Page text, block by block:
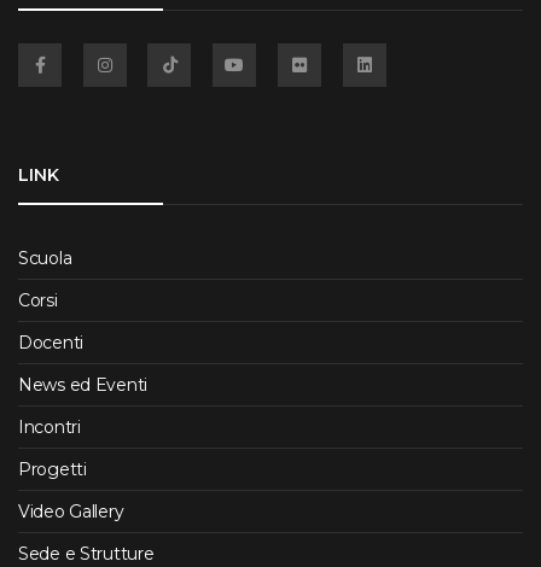
LINK
Scuola
Corsi
Docenti
News ed Eventi
Incontri
Progetti
Video Gallery
Sede e Strutture